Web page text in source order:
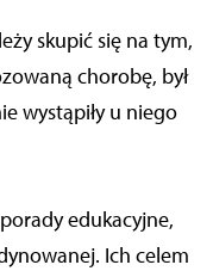
skupić się na tym,
chorobę, był
wystąpiły u niego
edukacyjne,
Ich celem